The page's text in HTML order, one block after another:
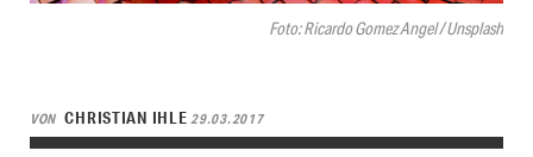
Foto: Ricardo Gomez Angel / Unsplash
VON CHRISTIAN IHLE29.03.2017